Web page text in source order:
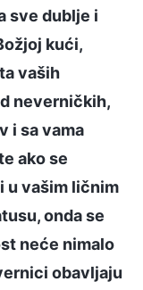
sve dublje i
kući,
vaših
neverničkih,
i sa vama
ako se
u vašim ličnim
onda se
neće nimalo
obavljaju